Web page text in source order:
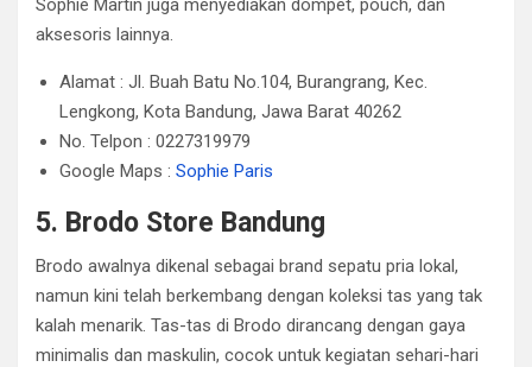
Sophie Martin juga menyediakan dompet, pouch, dan
aksesoris lainnya.
Alamat : Jl. Buah Batu No.104, Burangrang, Kec.
Lengkong, Kota Bandung, Jawa Barat 40262
No. Telpon : 0227319979
Google Maps : Sophie Paris
5. Brodo Store Bandung
Brodo awalnya dikenal sebagai brand sepatu pria lokal,
namun kini telah berkembang dengan koleksi tas yang tak
kalah menarik. Tas-tas di Brodo dirancang dengan gaya
minimalis dan maskulin, cocok untuk kegiatan sehari-hari